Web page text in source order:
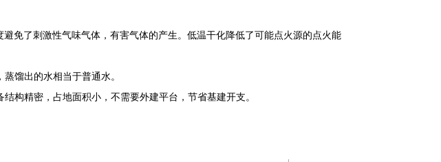
了刺激性气味气体，有害气体的产生。低温干化降低了可能点火源的点火能
馏出的水相当于普通水。
精密，占地面积小，不需要外建平台，节省基建开支。